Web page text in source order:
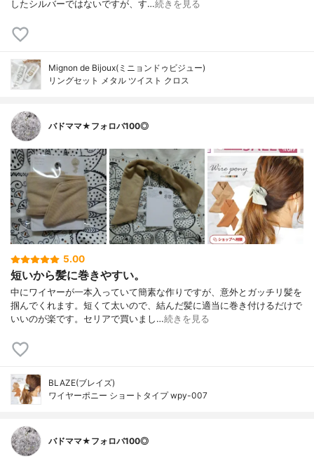
したシルバーではないですが、す…続きを見る
Mignon de Bijoux(ミニョンドゥビジュー)
リングセット メタル ツイスト クロス
バドママ★フォロバ100◎
5.00
短いから髪に巻きやすい。
中にワイヤーが一本入っていて簡素な作りですが、意外とガッチリ髪を
掴んでくれます。短くて太いので、結んだ髪に適当に巻き付けるだけで
いいのが楽です。セリアで買いまし…続きを見る
BLAZE(ブレイズ)
ワイヤーポニー ショートタイプ wpy-007
バドママ★フォロバ100◎